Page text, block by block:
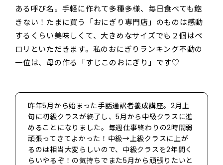
ある呼び名。手軽に作れて多種多様、毎日食べても飽
きない！たまに買う「おにぎり専門店」のものは感動
するくらい美味しくて、大きめなサイズでも２個はペ
ロリといただきます。私のおにぎりランキング不動の
一位は、母の作る「すじこのおにぎり」です♡
昨年5月から始まった手話通訳者養成講座。2月上
旬に初級クラスが終了し、5月から中級クラスに進
めることになりました。毎週仕事終わりの2時間弱
頑張ってきてよかった！中級→上級クラスに上が
るのは相当大変らしいので、中級クラスを2年間く
らいやるぞ！の気持ちでまた5月から頑張りたいと